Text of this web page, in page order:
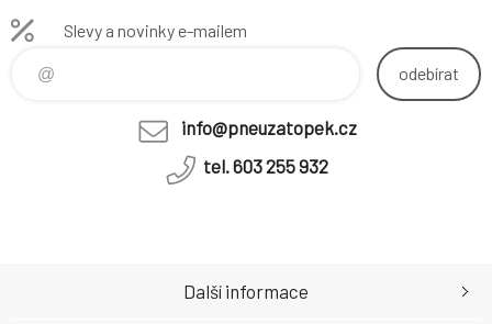
Slevy a novinky e-mailem
odebírat
info@pneuzatopek.cz
tel. 603 255 932
Další informace